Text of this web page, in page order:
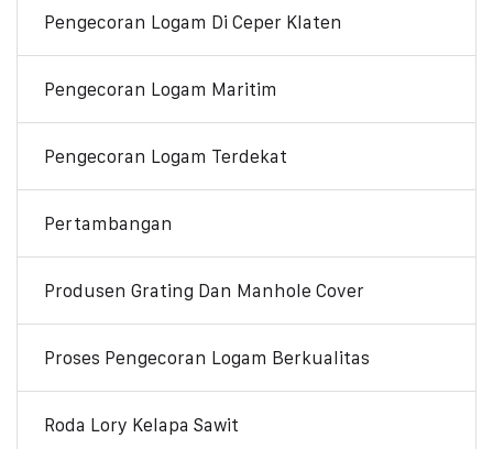
Pengecoran Logam Di Ceper Klaten
Pengecoran Logam Maritim
Pengecoran Logam Terdekat
Pertambangan
Produsen Grating Dan Manhole Cover
Proses Pengecoran Logam Berkualitas
Roda Lory Kelapa Sawit